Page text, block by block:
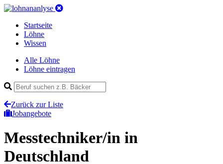
Startseite
Löhne
Wissen
Alle Löhne
Löhne eintragen
Zurück zur Liste
Jobangebote
Messtechniker/in in
Deutschland